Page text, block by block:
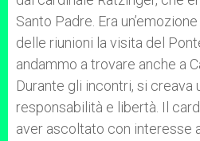
Santo Padre. Era
delle riunioni la visita del
andammo a trovare anche a
Durante gli incontri, si creava
responsabilità e libertà. Il
aver ascoltato con interesse